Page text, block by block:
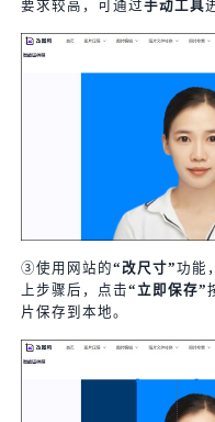
要求较高，可通过手动工具
③使用网站的“改尺寸”功能
上步骤后，点击“立即保存”
片保存到本地。